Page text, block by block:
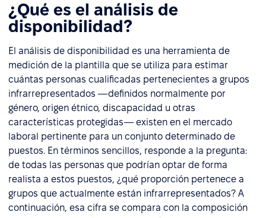
¿Qué es el análisis de
disponibilidad?
El análisis de disponibilidad es una herramienta de
medición de la plantilla que se utiliza para estimar
cuántas personas cualificadas pertenecientes a grupos
infrarrepresentados —definidos normalmente por
género, origen étnico, discapacidad u otras
características protegidas— existen en el mercado
laboral pertinente para un conjunto determinado de
puestos. En términos sencillos, responde a la pregunta:
de todas las personas que podrían optar de forma
realista a estos puestos, ¿qué proporción pertenece a
grupos que actualmente están infrarrepresentados? A
continuación, esa cifra se compara con la composición